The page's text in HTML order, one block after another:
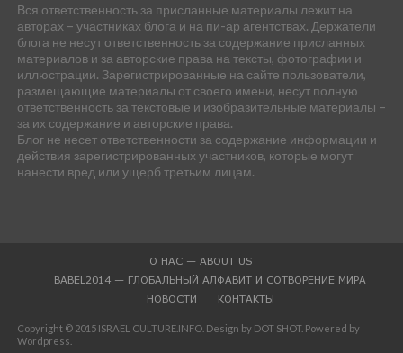
Вся ответственность за присланные материалы лежит на
авторах – участниках блога и на пи-ар агентствах. Держатели
блога не несут ответственность за содержание присланных
материалов и за авторские права на тексты, фотографии и
иллюстрации. Зарегистрированные на сайте пользователи,
размещающие материалы от своего имени, несут полную
ответственность за текстовые и изобразительные материалы –
за их содержание и авторские права.
Блог не несет ответственности за содержание информации и
действия зарегистрированных участников, которые могут
нанести вред или ущерб третьим лицам.
О НАС — ABOUT US
BABEL2014 — ГЛОБАЛЬНЫЙ АЛФАВИТ И СОТВОРЕНИЕ МИРА
НОВОСТИ
КОНТАКТЫ
Copyright © 2015 ISRAEL CULTURE.INFO. Design by DOT SHOT. Powered by
Wordpress.